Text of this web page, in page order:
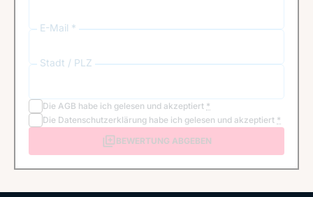
E-Mail *
Stadt / PLZ
Die AGB habe ich gelesen und akzeptiert *
Die Datenschutzerklärung habe ich gelesen und akzeptiert *
BEWERTUNG ABGEBEN